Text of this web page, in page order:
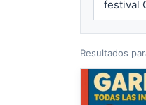
Resultados